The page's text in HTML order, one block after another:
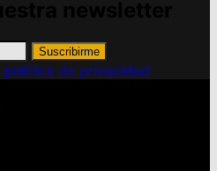
Suscribirme
política de privacidad